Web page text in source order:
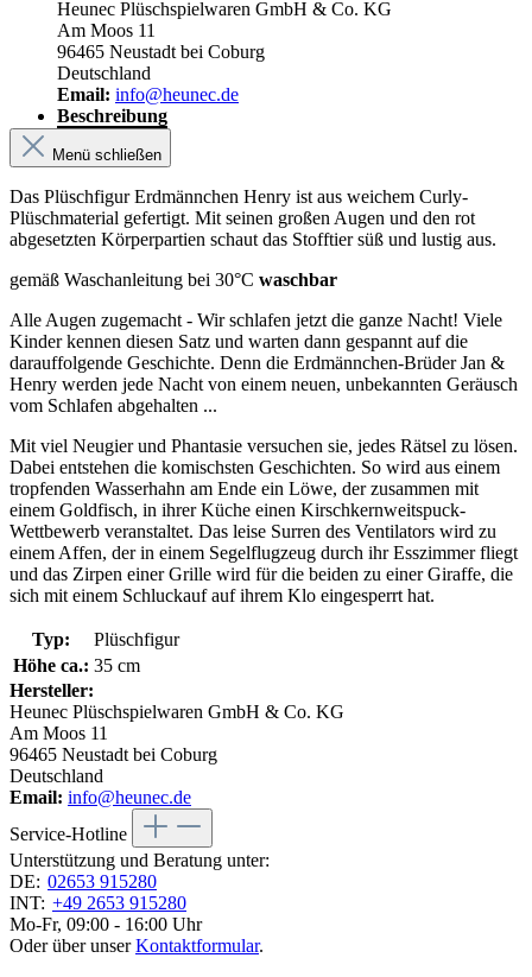
Heunec Plüschspielwaren GmbH & Co. KG
Am Moos 11
96465 Neustadt bei Coburg
Deutschland
Email: info@heunec.de
Beschreibung
Menü schließen
Das Plüschfigur Erdmännchen Henry ist aus weichem Curly-
Plüschmaterial gefertigt. Mit seinen großen Augen und den rot
abgesetzten Körperpartien schaut das Stofftier süß und lustig aus.
gemäß Waschanleitung bei 30°C waschbar
Alle Augen zugemacht - Wir schlafen jetzt die ganze Nacht! Viele
Kinder kennen diesen Satz und warten dann gespannt auf die
darauffolgende Geschichte. Denn die Erdmännchen-Brüder Jan &
Henry werden jede Nacht von einem neuen, unbekannten Geräusch
vom Schlafen abgehalten ...
Mit viel Neugier und Phantasie versuchen sie, jedes Rätsel zu lösen.
Dabei entstehen die komischsten Geschichten. So wird aus einem
tropfenden Wasserhahn am Ende ein Löwe, der zusammen mit
einem Goldfisch, in ihrer Küche einen Kirschkernweitspuck-
Wettbewerb veranstaltet. Das leise Surren des Ventilators wird zu
einem Affen, der in einem Segelflugzeug durch ihr Esszimmer fliegt
und das Zirpen einer Grille wird für die beiden zu einer Giraffe, die
sich mit einem Schluckauf auf ihrem Klo eingesperrt hat.
Typ:
Plüschfigur
Höhe ca.: 35 cm
Hersteller:
Heunec Plüschspielwaren GmbH & Co. KG
Am Moos 11
96465 Neustadt bei Coburg
Deutschland
Email: info@heunec.de
Service-Hotline
Unterstützung und Beratung unter:
DE: 02653 915280
INT: +49 2653 915280
Mo-Fr, 09:00 - 16:00 Uhr
Oder über unserKontaktformular.